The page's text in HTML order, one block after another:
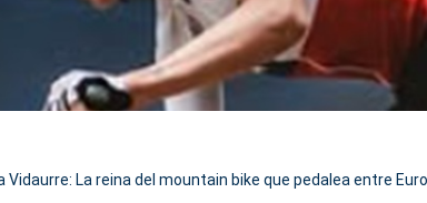
Vidaurre: La reina del mountain bike que pedalea entre